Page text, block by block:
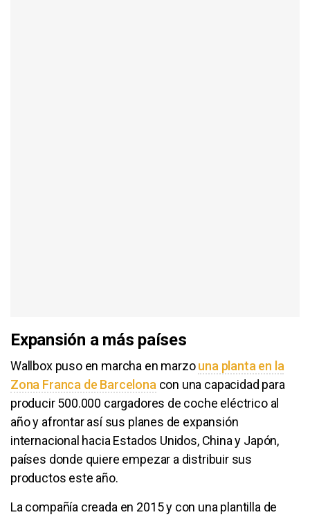
Expansión a más países
Wallbox puso en marcha en marzouna planta en la
Zona Franca de Barcelona con una capacidad para
producir 500.000 cargadores de coche eléctrico al
año y afrontar así sus planes de expansión
internacional hacia Estados Unidos, China y Japón,
países donde quiere empezar a distribuir sus
productos este año.
La compañía creada en 2015 y con una plantilla de